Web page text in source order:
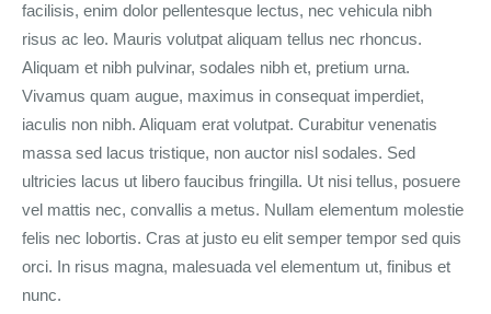
facilisis, enim dolor pellentesque lectus, nec vehicula nibh
risus ac leo. Mauris volutpat aliquam tellus nec rhoncus.
Aliquam et nibh pulvinar, sodales nibh et, pretium urna.
Vivamus quam augue, maximus in consequat imperdiet,
iaculis non nibh. Aliquam erat volutpat. Curabitur venenatis
massa sed lacus tristique, non auctor nisl sodales. Sed
ultricies lacus ut libero faucibus fringilla. Ut nisi tellus, posuere
vel mattis nec, convallis a metus. Nullam elementum molestie
felis nec lobortis. Cras at justo eu elit semper tempor sed quis
orci. In risus magna, malesuada vel elementum ut, finibus et
nunc.